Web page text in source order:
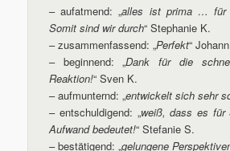
– aufatmend: „alles ist prima … für
Somit sind wir durch“ Stephanie K.
– zusammenfassend: „Perfekt“
– beginnend: „Dank für die
Reaktion!“ Sven K.
– aufmunternd: „entwickelt sich sehr
– entschuldigend: „weiß, dass es für
Aufwand bedeutet!“ Stefanie S.
– bestätigend: „gelungene